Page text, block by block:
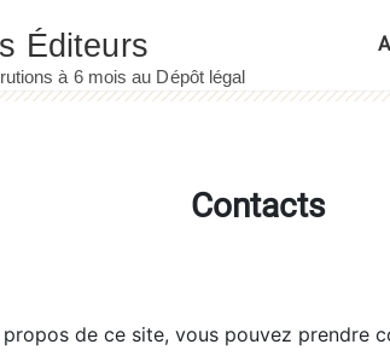
Contacts
de ce site, vous pouvez prendre